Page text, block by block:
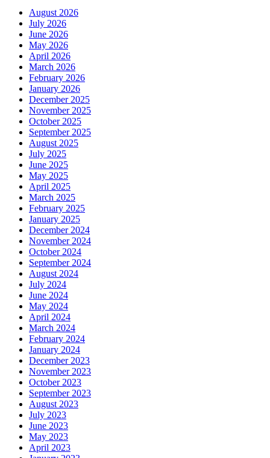
August 2026
July 2026
June 2026
May 2026
April 2026
March 2026
February 2026
January 2026
December 2025
November 2025
October 2025
September 2025
August 2025
July 2025
June 2025
May 2025
April 2025
March 2025
February 2025
January 2025
December 2024
November 2024
October 2024
September 2024
August 2024
July 2024
June 2024
May 2024
April 2024
March 2024
February 2024
January 2024
December 2023
November 2023
October 2023
September 2023
August 2023
July 2023
June 2023
May 2023
April 2023